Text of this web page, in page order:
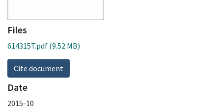
Files
614315T.pdf (9.52 MB)
Cite document
Date
2015-10